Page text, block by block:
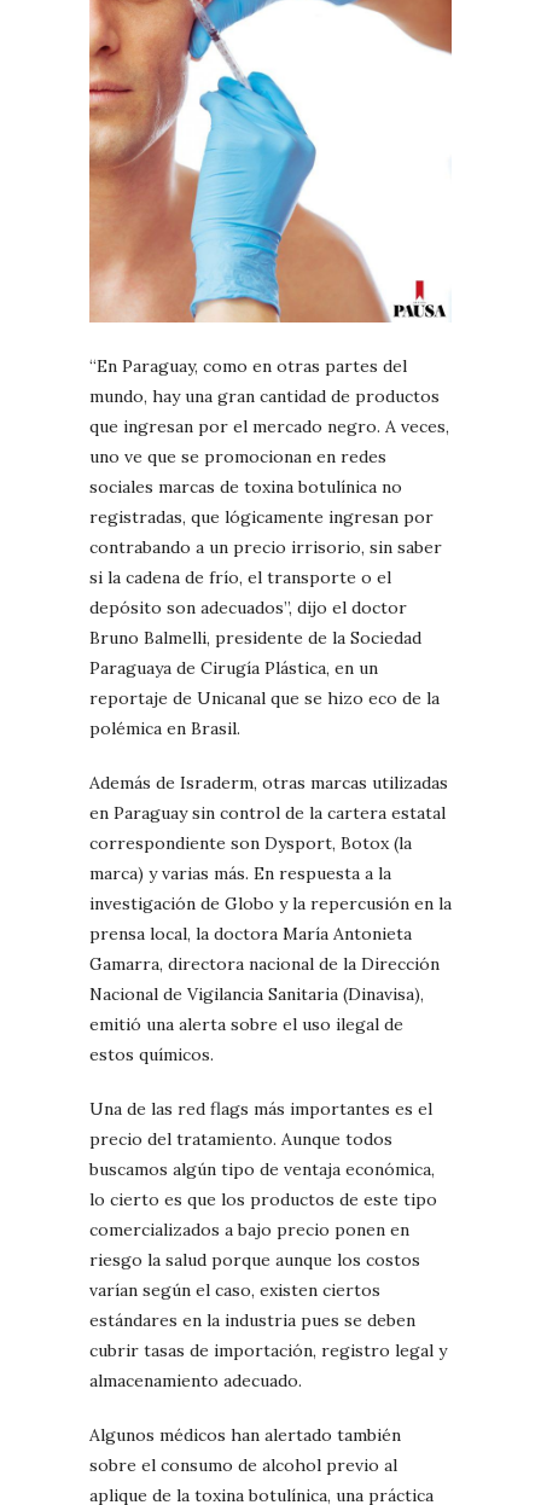
“En Paraguay, como en otras partes del
mundo, hay una gran cantidad de productos
que ingresan por el mercado negro. A veces,
uno ve que se promocionan en redes
sociales marcas de toxina botulínica no
registradas, que lógicamente ingresan por
contrabando a un precio irrisorio, sin saber
si la cadena de frío, el transporte o el
depósito son adecuados”, dijo el doctor
Bruno Balmelli, presidente de la Sociedad
Paraguaya de Cirugía Plástica, en un
reportaje de Unicanal que se hizo eco de la
polémica en Brasil.
Además de Israderm, otras marcas utilizadas
en Paraguay sin control de la cartera estatal
correspondiente son Dysport, Botox (la
marca) y varias más. En respuesta a la
investigación de Globo y la repercusión en la
prensa local, la doctora María Antonieta
Gamarra, directora nacional de la Dirección
Nacional de Vigilancia Sanitaria (Dinavisa),
emitió una alerta sobre el uso ilegal de
estos químicos.
Una de las red flags más importantes es el
precio del tratamiento. Aunque todos
buscamos algún tipo de ventaja económica,
lo cierto es que los productos de este tipo
comercializados a bajo precio ponen en
riesgo la salud porque aunque los costos
varían según el caso, existen ciertos
estándares en la industria pues se deben
cubrir tasas de importación, registro legal y
almacenamiento adecuado.
Algunos médicos han alertado también
sobre el consumo de alcohol previo al
aplique de la toxina botulínica, una práctica